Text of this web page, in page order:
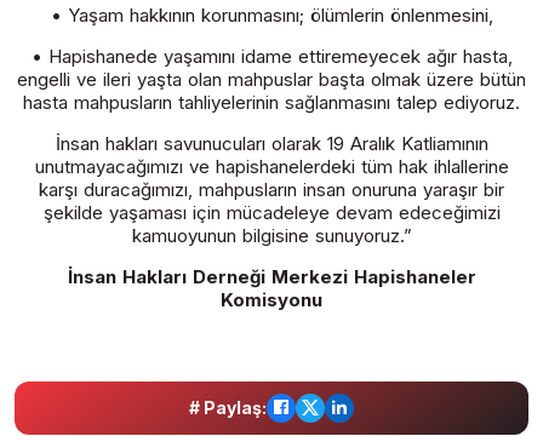
• Yaşam hakkının korunmasını; ölümlerin önlenmesini,
• Hapishanede yaşamını idame ettiremeyecek ağır hasta,
engelli ve ileri yaşta olan mahpuslar başta olmak üzere bütün
hasta mahpusların tahliyelerinin sağlanmasını talep ediyoruz.
İnsan hakları savunucuları olarak 19 Aralık Katliamının
unutmayacağımızı ve hapishanelerdeki tüm hak ihlallerine
karşı duracağımızı, mahpusların insan onuruna yaraşır bir
şekilde yaşaması için mücadeleye devam edeceğimizi
kamuoyunun bilgisine sunuyoruz.”
İnsan Hakları Derneği Merkezi Hapishaneler
Komisyonu
# Paylaş: